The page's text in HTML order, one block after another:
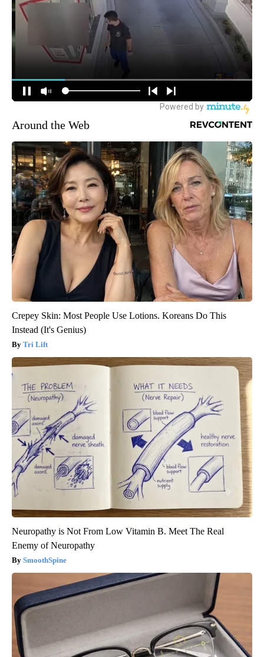
Around the Web
Crepey Skin: Most People Use Lotions. Koreans Do This
Instead (It's Genius)
Tri Lift
Neuropathy is Not From Low Vitamin B. Meet The Real
Enemy of Neuropathy
SmoothSpine